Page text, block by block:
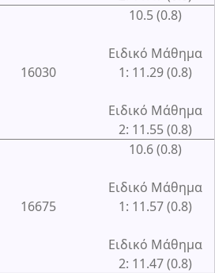
16030
10.5 (0.8)
Ειδικό Μάθημα
1: 11.29 (0.8)
Ειδικό Μάθημα
2: 11.55 (0.8)
16675
10.6 (0.8)
Ειδικό Μάθημα
1: 11.57 (0.8)
Ειδικό Μάθημα
2: 11.47 (0.8)